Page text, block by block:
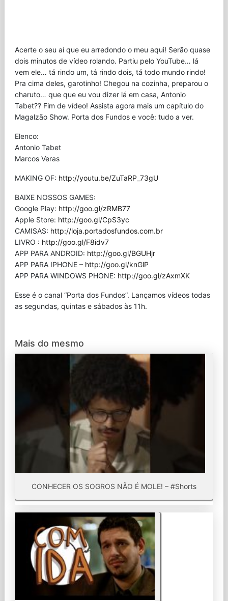
Acerte o seu aí que eu arredondo o meu aqui! Serão quase
dois minutos de vídeo rolando. Partiu pelo YouTube… lá
vem ele… tá rindo um, tá rindo dois, tá todo mundo rindo!
Pra cima deles, garotinho! Chegou na cozinha, preparou o
charuto… que que eu vou dizer lá em casa, Antonio
Tabet?? Fim de vídeo! Assista agora mais um capítulo do
Magalzão Show. Porta dos Fundos e você: tudo a ver.
Elenco:
Antonio Tabet
Marcos Veras
MAKING OF: http://youtu.be/ZuTaRP_73gU
BAIXE NOSSOS GAMES:
Google Play: http://goo.gl/zRMB77
Apple Store: http://goo.gl/CpS3yc
CAMISAS: http://loja.portadosfundos.com.br
LIVRO : http://goo.gl/F8idv7
APP PARA ANDROID: http://goo.gl/BGUHjr
APP PARA IPHONE – http://goo.gl/knGlP
APP PARA WINDOWS PHONE: http://goo.gl/zAxmXK
Esse é o canal “Porta dos Fundos”. Lançamos vídeos todas
as segundas, quintas e sábados às 11h.
Mais do mesmo
CONHECER OS SOGROS NÃO É MOLE! – #Shorts